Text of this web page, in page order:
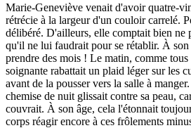
Marie-Geneviève venait d'avoir quatre-
rétrécie à la largeur d'un couloir carrelé.
délibéré. D'ailleurs, elle comptait bien ne
qu'il ne lui faudrait pour se rétablir. À
prendre des mois ! Le matin, comme
soignante rabattait un plaid léger sur les
avant de la pousser vers la salle à
chemise de nuit glissait contre sa peau,
couvrait. À son âge, cela l'étonnait
corps réagir encore à ces frôlements